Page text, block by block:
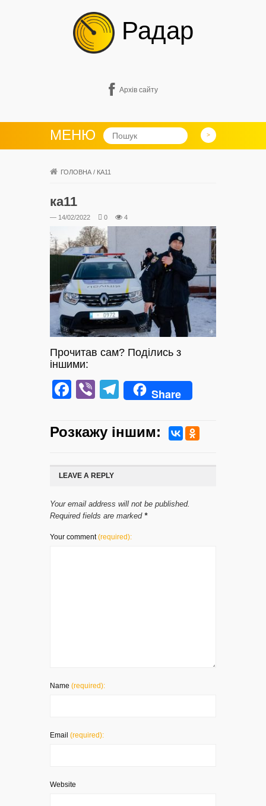
Радар
Архів сайту
МЕНЮ
ГОЛОВНА / КА11
ка11
— 14/02/2022 0 4
Прочитав сам? Поділись з
іншими:
Facebook
ViberTelegram
Share
Розкажу iншим:
LEAVE A REPLY
Your email address will not be published.
Required fields are marked *
Your comment(required):
Name (required):
Email (required):
Website